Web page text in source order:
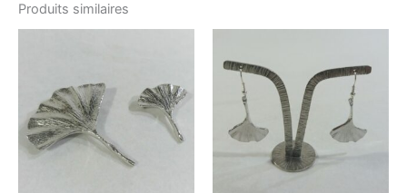
Produits similaires